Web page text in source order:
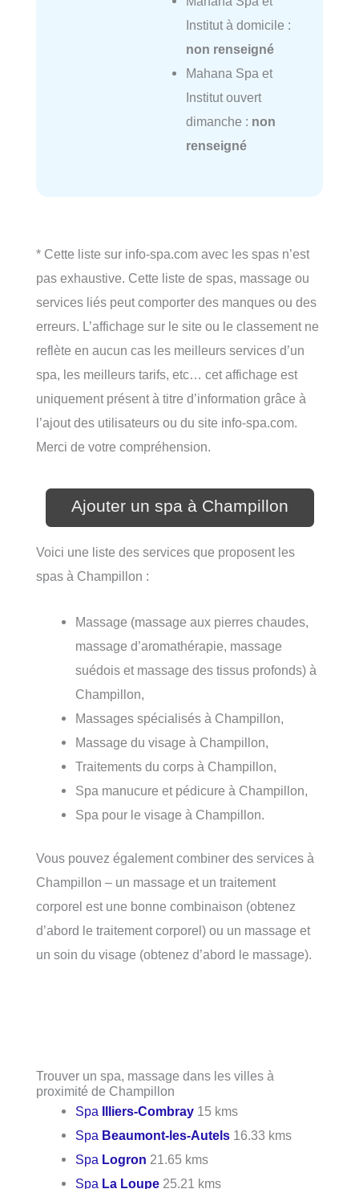
Institut à domicile :
non renseigné
Mahana Spa et
Institut ouvert
dimanche : non
renseigné
* Cette liste sur info-spa.com avec les spas n’est
pas exhaustive. Cette liste de spas, massage ou
services liés peut comporter des manques ou des
erreurs. L’affichage sur le site ou le classement ne
reflète en aucun cas les meilleurs services d’un
spa, les meilleurs tarifs, etc… cet affichage est
uniquement présent à titre d’information grâce à
l’ajout des utilisateurs ou du site info-spa.com.
Merci de votre compréhension.
Ajouter un spa à Champillon
Voici une liste des services que proposent les
spas à Champillon :
Massage (massage aux pierres chaudes,
massage d’aromathérapie, massage
suédois et massage des tissus profonds) à
Champillon,
Massages spécialisés à Champillon,
Massage du visage à Champillon,
Traitements du corps à Champillon,
Spa manucure et pédicure à Champillon,
Spa pour le visage à Champillon.
Vous pouvez également combiner des services à
Champillon – un massage et un traitement
corporel est une bonne combinaison (obtenez
d’abord le traitement corporel) ou un massage et
un soin du visage (obtenez d’abord le massage).
Trouver un spa, massage dans les villes à
proximité de Champillon
Spa Illiers-Combray 15 kms
Spa Beaumont-les-Autels 16.33 kms
Spa Logron 21.65 kms
Spa La Loupe 25.21 kms